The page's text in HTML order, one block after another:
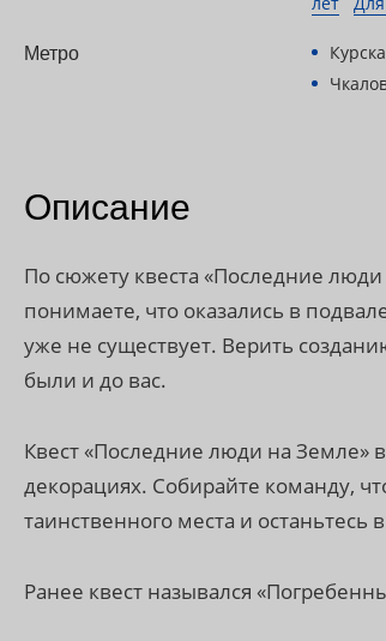
Метро
Описание
По сюжету квеста «Последние
понимаете, что оказались в
уже не существует. Верить
были и до вас.
Квест «Последние люди на Земле»
декорациях. Собирайте команду,
таинственного места и останьтесь
Ранее квест назывался